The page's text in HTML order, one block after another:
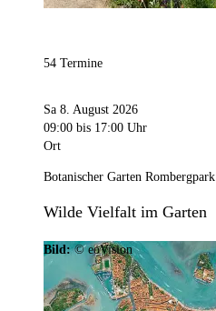
54 Termine
Sa 8. August 2026
09:00 bis 17:00 Uhr
Ort
Botanischer Garten Rombergpark
Wilde Vielfalt im Garten
Bild:© eoVision